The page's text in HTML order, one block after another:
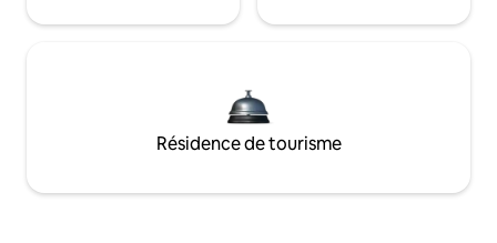
Résidence de tourisme